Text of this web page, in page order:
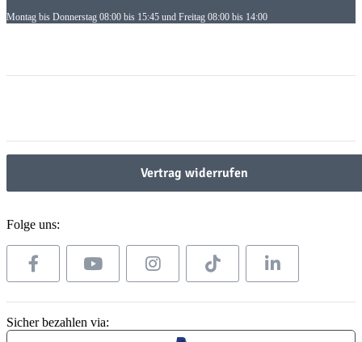
Montag bis Donnerstag 08:00 bis 15:45 und Freitag 08:00 bis 14:00
Vertrag widerrufen
Folge uns:
Sicher bezahlen via: